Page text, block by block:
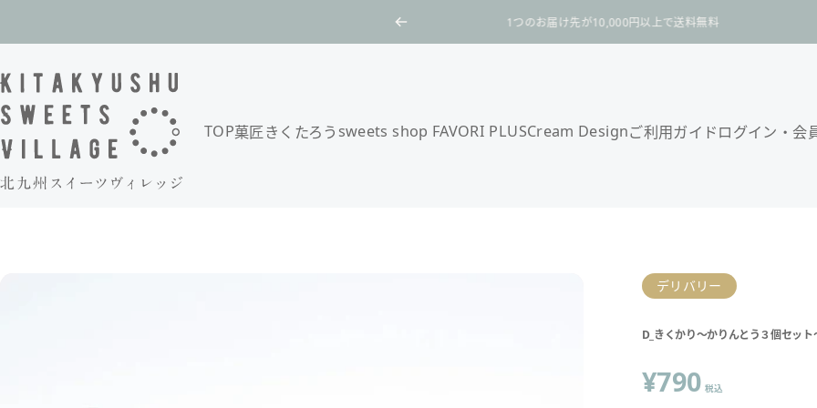
1つのお届け先が10,000円以上で送料無料
スライドショーを一時停止
北九州スイーツヴィレッジ / 公式オンラインショップ
TOP菓匠きくたろう sweets shop FAVORI PLUSCream Designご利用ガイドログイン・会
デリバリー
D_きくかり～かりんとう３個セット
¥790 税込